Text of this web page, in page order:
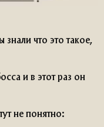
знали что это такое,
и в этот раз он
не понятно: